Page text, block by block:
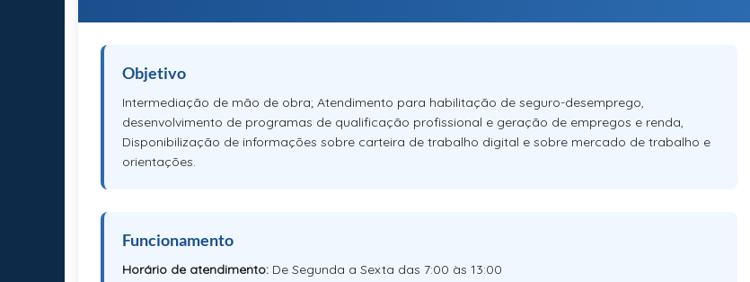
Objetivo
Intermediação de mão de obra; Atendimento para habilitação de seguro-desemprego,
desenvolvimento de programas de qualificação profissional e geração de empregos e renda,
Disponibilização de informações sobre carteira de trabalho digital e sobre mercado de trabalho e
orientações.
Funcionamento
Horário de atendimento: De Segunda a Sexta das 7:00 às 13:00